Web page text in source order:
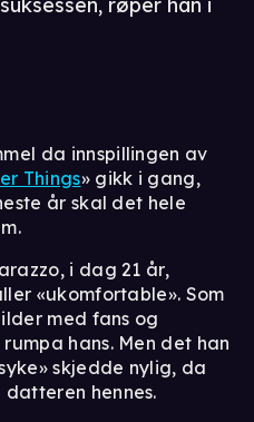
da innspillingen av
Things» gikk i gang,
år skal det hele
i dag 21 år,
«ukomfortable». Som
med fans og
hans. Men det han
skjedde nylig, da
hennes.